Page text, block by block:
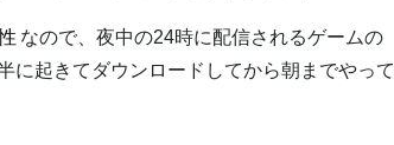
なので、夜中の24時に配信されるゲームの
に起きてダウンロードしてから朝までやって